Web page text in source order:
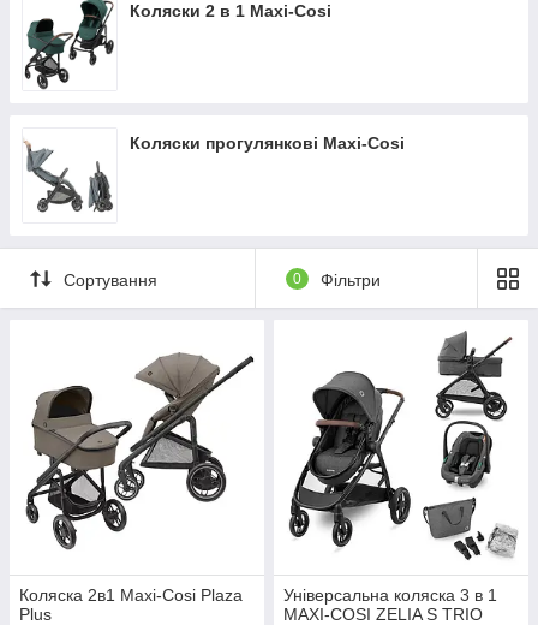
Коляски 2 в 1 Maxi-Cosi
Коляски прогулянкові Maxi-Cosi
Сортування 0 Фільтри
Коляска 2в1 Maxi-Cosi Plaza
Plus
Універсальна коляска 3 в 1
MAXI-COSI ZELIA S TRIO